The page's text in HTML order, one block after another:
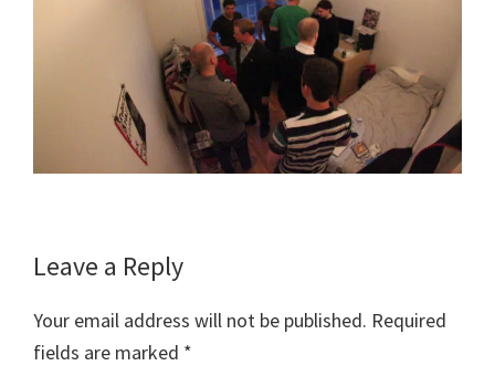
Reader
Interactions
Leave a Reply
Your email address will not be published. Required
fields are marked *